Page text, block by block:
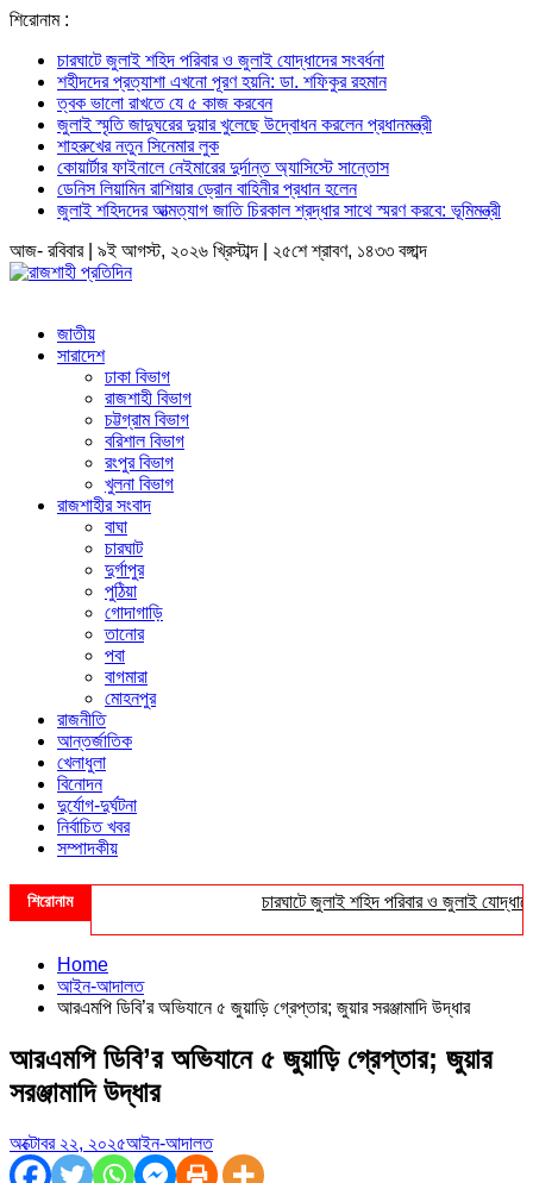
শিরোনাম :
চারঘাটে জুলাই শহিদ পরিবার ও জুলাই যোদ্ধাদের সংবর্ধনা
শহীদদের প্রত্যাশা এখনো পূরণ হয়নি: ডা. শফিকুর রহমান
ত্বক ভালো রাখতে যে ৫ কাজ করবেন
জুলাই স্মৃতি জাদুঘরের দুয়ার খুলেছে উদ্বোধন করলেন প্রধানমন্ত্রী
শাহরুখের নতুন সিনেমার লুক
কোয়ার্টার ফাইনালে নেইমারের দুর্দান্ত অ্যাসিস্টে সান্তোস
ডেনিস লিয়ামিন রাশিয়ার ড্রোন বাহিনীর প্রধান হলেন
জুলাই শহিদদের আত্মত্যাগ জাতি চিরকাল শ্রদ্ধার সাথে স্মরণ করবে: ভূমিমন্ত্রী
আজ- রবিবার | ৯ই আগস্ট, ২০২৬ খ্রিস্টাব্দ | ২৫শে শ্রাবণ, ১৪৩৩ বঙ্গাব্দ
জাতীয়
সারাদেশ
ঢাকা বিভাগ
রাজশাহী বিভাগ
চট্টগ্রাম বিভাগ
বরিশাল বিভাগ
রংপুর বিভাগ
খুলনা বিভাগ
রাজশাহীর সংবাদ
বাঘা
চারঘাট
দুর্গাপুর
পুঠিয়া
গোদাগাড়ি
তানোর
পবা
বাগমারা
মোহনপুর
রাজনীতি
আন্তর্জাতিক
খেলাধুলা
বিনোদন
দুর্যোগ-দুর্ঘটনা
নির্বাচিত খবর
সম্পাদকীয়
শিরোনাম চারঘাটে জুলাই শহিদ পরিবার ও জুলাই যোদ্ধাদের
Home
আইন-আদালত
আরএমপি ডিবি’র অভিযানে ৫ জুয়াড়ি গ্রেপ্তার; জুয়ার সরঞ্জামাদি উদ্ধার
আরএমপি ডিবি’র অভিযানে ৫ জুয়াড়ি গ্রেপ্তার; জুয়ার
সরঞ্জামাদি উদ্ধার
অক্টোবর ২২, ২০২৫আইন-আদালত